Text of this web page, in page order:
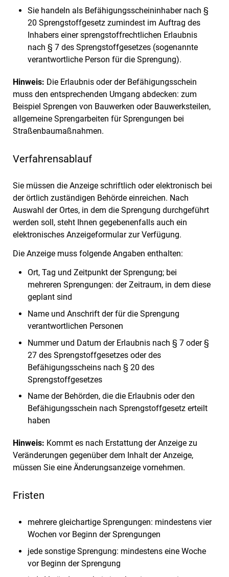
Sie handeln als Befähigungsscheininhaber nach §
20 Sprengstoffgesetz zumindest im Auftrag des
Inhabers einer sprengstoffrechtlichen Erlaubnis
nach § 7 des Sprengstoffgesetzes (sogenannte
verantwortliche Person für die Sprengung).
Hinweis: Die Erlaubnis oder der Befähigungsschein
muss den entsprechenden Umgang abdecken: zum
Beispiel Sprengen von Bauwerken oder Bauwerksteilen,
allgemeine Sprengarbeiten für Sprengungen bei
Straßenbaumaßnahmen.
Verfahrensablauf
Sie müssen die Anzeige schriftlich oder elektronisch bei
der örtlich zuständigen Behörde einreichen. Nach
Auswahl der Ortes, in dem die Sprengung durchgeführt
werden soll, steht Ihnen gegebenenfalls auch ein
elektronisches Anzeigeformular zur Verfügung.
Die Anzeige muss folgende Angaben enthalten:
Ort, Tag und Zeitpunkt der Sprengung; bei
mehreren Sprengungen: der Zeitraum, in dem diese
geplant sind
Name und Anschrift der für die Sprengung
verantwortlichen Personen
Nummer und Datum der Erlaubnis nach § 7 oder §
27 des Sprengstoffgesetzes oder des
Befähigungsscheins nach § 20 des
Sprengstoffgesetzes
Name der Behörden, die die Erlaubnis oder den
Befähigungsschein nach Sprengstoffgesetz erteilt
haben
Hinweis: Kommt es nach Erstattung der Anzeige zu
Veränderungen gegenüber dem Inhalt der Anzeige,
müssen Sie eine Änderungsanzeige vornehmen.
Fristen
mehrere gleichartige Sprengungen: mindestens vier
Wochen vor Beginn der Sprengungen
jede sonstige Sprengung: mindestens eine Woche
vor Beginn der Sprengung